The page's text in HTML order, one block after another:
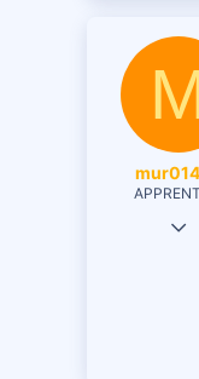
22